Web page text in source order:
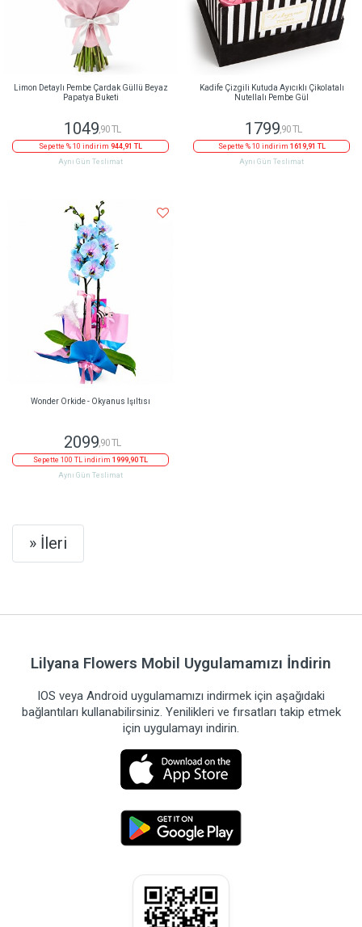
Limon Detaylı Pembe Çardak Güllü Beyaz
Papatya Buketi
1049,90 TL
Sepette % 10 indirim 944,91 TL
Aynı Gün Teslimat
Kadife Çizgili Kutuda Ayıcıklı Çikolatalı
Nutellalı Pembe Gül
1799,90 TL
Sepette % 10 indirim 1619,91 TL
Aynı Gün Teslimat
Wonder Orkide - Okyanus Işıltısı
2099,90 TL
Sepette 100 TL indirim 1999,90 TL
Aynı Gün Teslimat
» İleri
Lilyana Flowers Mobil Uygulamamızı İndirin
IOS veya Android uygulamamızı indirmek için aşağıdaki
bağlantıları kullanabilirsiniz. Yenilikleri ve fırsatları takip etmek
için uygulamayı indirin.